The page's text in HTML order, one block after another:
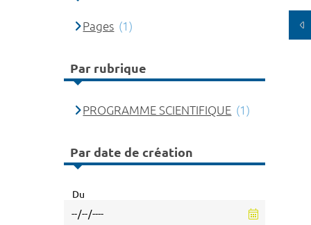
Pages (1)
Par rubrique
PROGRAMME SCIENTIFIQUE (1)
Par date de création
Du